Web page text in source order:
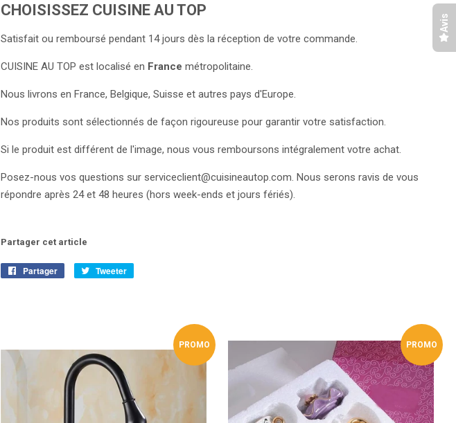
CHOISISSEZ CUISINE AU TOP
Satisfait ou remboursé pendant 14 jours dès la réception de votre commande.
CUISINE AU TOP est localisé en France métropolitaine.
Nous livrons en France, Belgique, Suisse et autres pays d'Europe.
Nos produits sont sélectionnés de façon rigoureuse pour garantir votre satisfaction.
Si le produit est différent de l'image, nous vous remboursons intégralement votre achat.
Posez-nous vos questions sur serviceclient@cuisineautop.com. Nous serons ravis de vous
répondre après 24 et 48 heures (hors week-ends et jours fériés).
Partager cet article
Partager
PartagerTweeter
PROMO PROMO
Avis